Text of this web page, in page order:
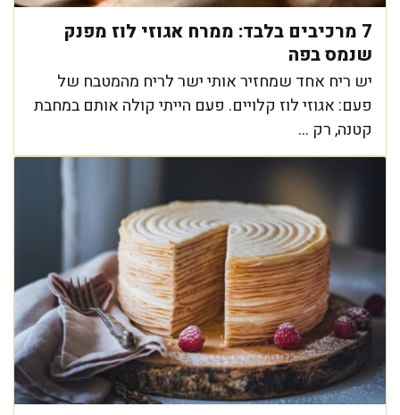
7 מרכיבים בלבד: ממרח אגוזי לוז מפנק
שנמס בפה
יש ריח אחד שמחזיר אותי ישר לריח מהמטבח של
פעם: אגוזי לוז קלויים. פעם הייתי קולה אותם במחבת
קטנה, רק ...